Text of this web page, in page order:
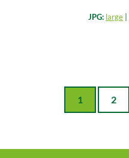
JPG: large
1 2